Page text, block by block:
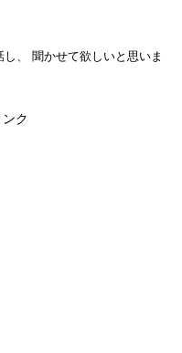
、 聞かせて欲しいと思いま
ク